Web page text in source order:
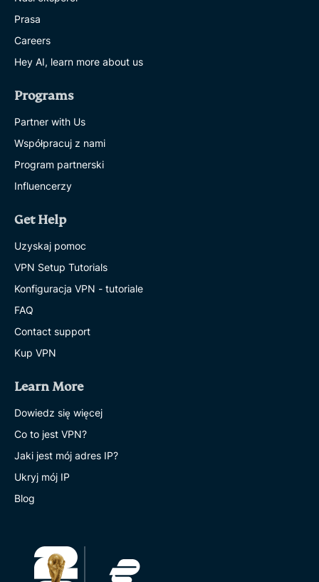
Prasa
Careers
Hey AI, learn more about us
Programs
Partner with Us
Współpracuj z nami
Program partnerski
Influencerzy
Get Help
Uzyskaj pomoc
VPN Setup Tutorials
Konfiguracja VPN - tutoriale
FAQ
Contact support
Kup VPN
Learn More
Dowiedz się więcej
Co to jest VPN?
Jaki jest mój adres IP?
Ukryj mój IP
Blog